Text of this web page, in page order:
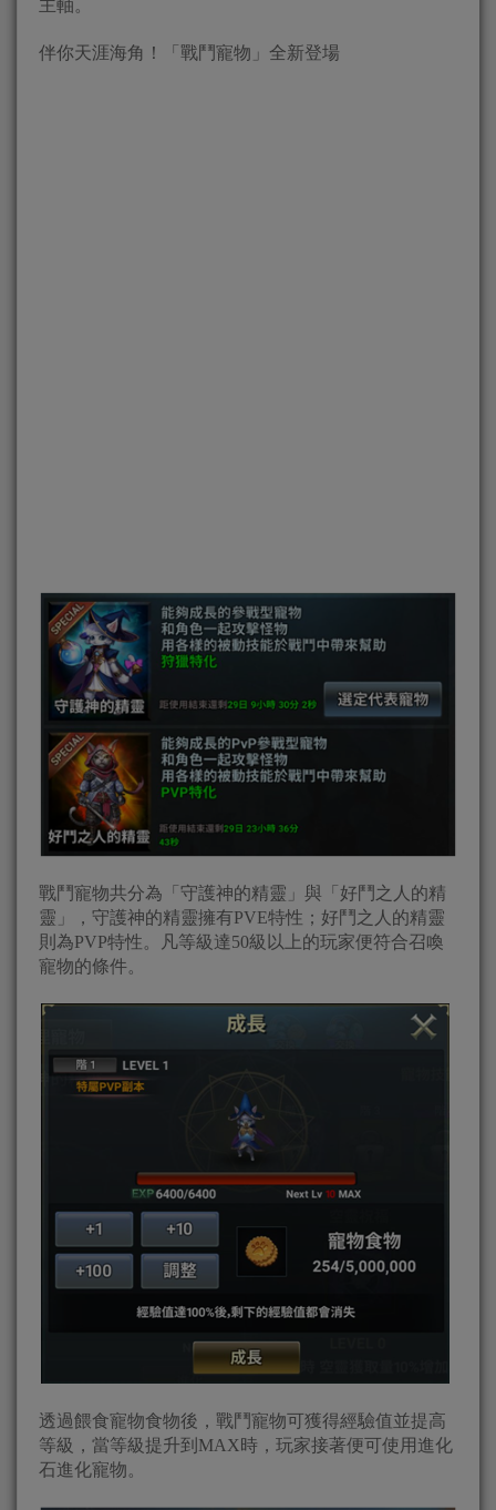
主軸。
伴你天涯海角！「戰鬥寵物」全新登場
戰鬥寵物共分為「守護神的精靈」與「好鬥之人的精
靈」，守護神的精靈擁有PVE特性；好鬥之人的精靈
則為PVP特性。凡等級達50級以上的玩家便符合召喚
寵物的條件。
透過餵食寵物食物後，戰鬥寵物可獲得經驗值並提高
等級，當等級提升到MAX時，玩家接著便可使用進化
石進化寵物。